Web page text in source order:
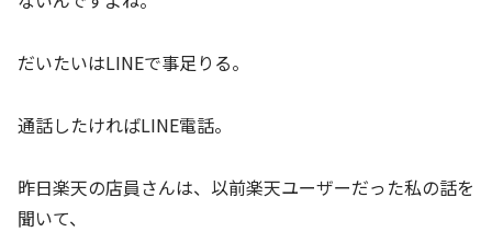
だいたいはLINEで事足りる。
通話したければLINE電話。
昨日楽天の店員さんは、以前楽天ユーザーだった私の話を
聞いて、